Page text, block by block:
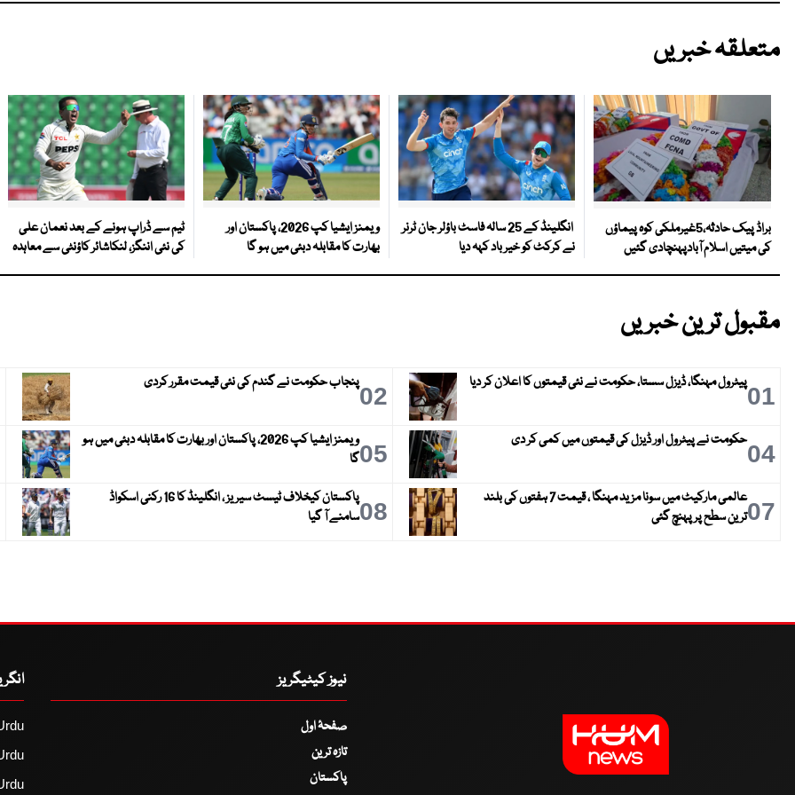
متعلقہ خبریں
براڈ پیک حادثہ،5غیرملکی کوہ پیماؤں
کی میتیں اسلام آبادپہنچادی گئیں
انگلینڈ کے 25 سالہ فاسٹ باؤلر جان ٹرنر
نے کرکٹ کو خیر باد کہہ دیا
ویمنز ایشیا کپ 2026، پاکستان اور
بھارت کا مقابلہ دبئی میں ہو گا
ٹیم سے ڈراپ ہونے کے بعد نعمان علی
کی نئی اننگز، لنکاشائر کاؤنٹی سے معاہدہ
مقبول ترین خبریں
01پیٹرول مہنگا، ڈیزل سستا، حکومت نے نئی قیمتوں کا اعلان کر دیا 02پنجاب حکومت نے گندم کی نئی قیمت مقرر کردی
04حکومت نے پیٹرول اور ڈیزل کی قیمتوں میں کمی کر دی 05
ویمنز ایشیا کپ 2026، پاکستان اور بھارت کا مقابلہ دبئی میں ہو
گا
07
عالمی مارکیٹ میں سونا مزید مہنگا ، قیمت 7 ہفتوں کی بلند
ترین سطح پر پہنچ گئی
08
پاکستان کیخلاف ٹیسٹ سیریز ، انگلینڈ کا 16 رکنی اسکواڈ
سامنے آ گیا
نیوز کیٹیگریز
صفحۂ اول
تازہ ترین
پاکستان